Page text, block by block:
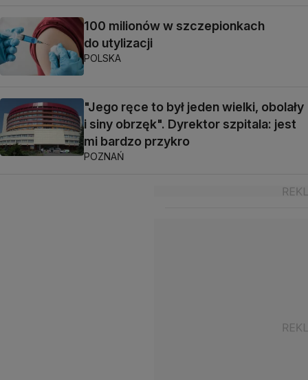
100 milionów w szczepionkach
do utylizacji
POLSKA
"Jego ręce to był jeden wielki, obolały
i siny obrzęk". Dyrektor szpitala: jest
mi bardzo przykro
POZNAŃ